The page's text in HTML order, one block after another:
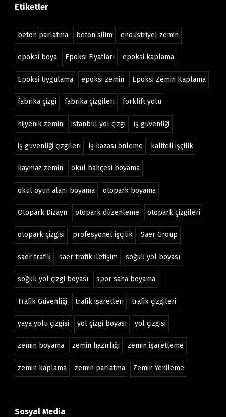
Etiketler
beton parlatma beton silim endüstriyel zemin
epoksi boya Epoksi Fiyatları epoksi kaplama
Epoksi Uygulama epoksi zemin Epoksi Zemin Kaplama
fabrika çizgi fabrika çizgileri forklift yolu
hijyenik zemin istanbul yol çizgi iş güvenliği
iş güvenliği çizgileri iş kazası önleme kaliteli işçilik
kaymaz zemin okul bahçesi boyama
okul oyun alanı boyama otopark boyama
Otopark Dizayn otopark düzenleme otopark çizgileri
otopark çizgisi profesyonel işçilik Saer Group
saer trafik saer trafik iletişim soğuk yol boyası
soğuk yol çizgi boyası spor saha boyama
Trafik Güvenliği trafik işaretleri trafik çizgileri
yaya yolu çizgisi yol çizgi boyası yol çizgisi
zemin boyama zemin hazırlığı zemin işaretleme
zemin kaplama zemin parlatma Zemin Yenileme
Sosyal Media